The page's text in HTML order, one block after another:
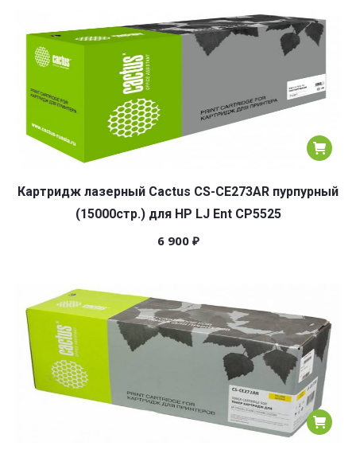
Картридж лазерный Cactus CS-CE273AR пурпурный
(15000стр.) для HP LJ Ent CP5525
6 900 ₽